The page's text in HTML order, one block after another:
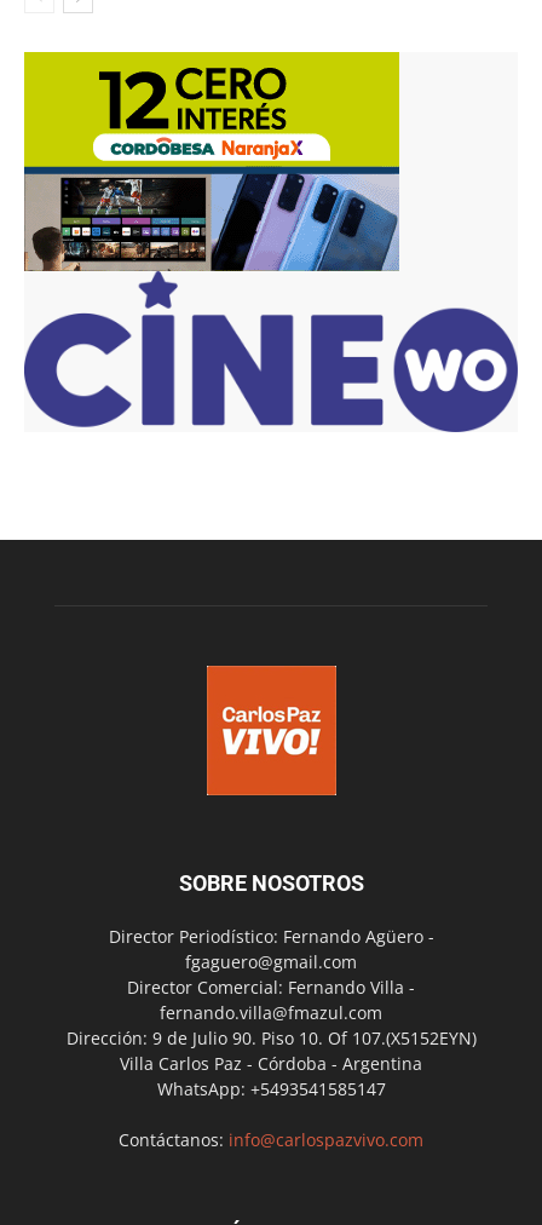
SOBRE NOSOTROS
Director Periodístico: Fernando Agüero -
fgaguero@gmail.com
Director Comercial: Fernando Villa -
fernando.villa@fmazul.com
Dirección: 9 de Julio 90. Piso 10. Of 107.(X5152EYN)
Villa Carlos Paz - Córdoba - Argentina
WhatsApp: +5493541585147
Contáctanos: info@carlospazvivo.com